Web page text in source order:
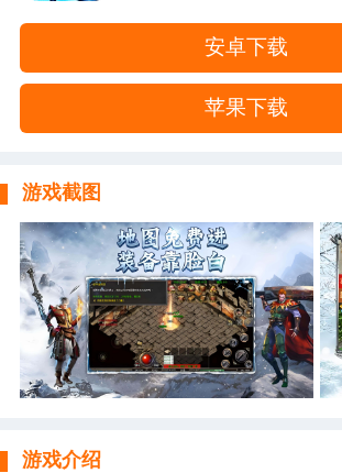
安卓下载
苹果下载
游戏截图
游戏介绍